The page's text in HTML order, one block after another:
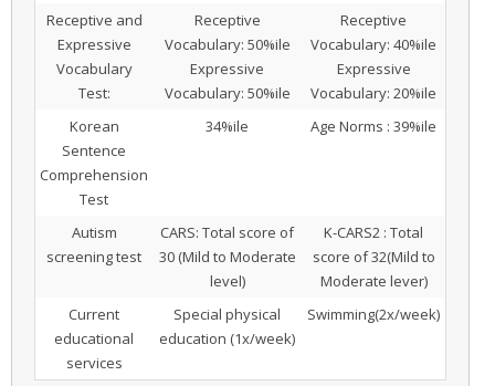
Receptive and
Expressive
Vocabulary
Test:
Receptive
Vocabulary: 50%ile
Expressive
Vocabulary: 50%ile
Receptive
Vocabulary: 40%ile
Expressive
Vocabulary: 20%ile
Korean
Sentence
Comprehension
Test
34%ile Age Norms : 39%ile
Autism
screening test
CARS: Total score of
30 (Mild to Moderate
level)
K-CARS2 : Total
score of 32(Mild to
Moderate lever)
Current
educational
services
Special physical
education (1x/week)
Swimming(2x/week)